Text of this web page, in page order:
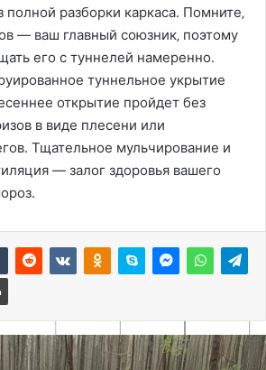
полной разборки каркаса․ Помните‚
— ваш главный союзник‚ поэтому
его с туннелей намеренно․
туннельное укрытие
открытие пройдет без
в виде плесени или
Тщательное мульчирование и
— залог здоровья вашего